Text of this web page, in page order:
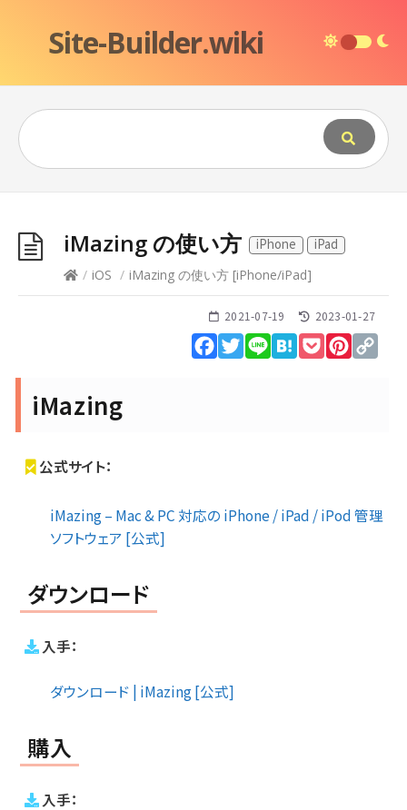
Site-Builder.wiki
iMazing の使い方 iPhone
iPad
/ iOS / iMazing の使い方 [iPhone/iPad]
2021-07-19 2023-01-27
Facebook
Twitter
Line HatenaPocket
iMazing
公式サイト：
iMazing – Mac & PC 対応の iPhone / iPad / iPod 管理
ソフトウェア [公式]
ダウンロード
入手：
ダウンロード | iMazing [公式]
購入
入手：